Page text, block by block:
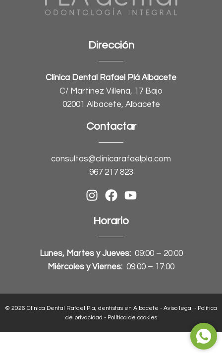
Dirección
Clínica Dental Rafael Plá Albacete
C/ Martinez Villena, 17 Bajo
02001 Albacete, Albacete
Contactar
consultas@clinicarafaelpla.com
967 217 823
Horario
Lunes, Martes y Jueves: 09:00 – 20:00
Miércoles y Viernes: 09:00 – 17:00
© 2026 Clínica Dental Rafael Pla, dentistas en Albacete - Aviso legal - Política
de privacidad - Política de cookies